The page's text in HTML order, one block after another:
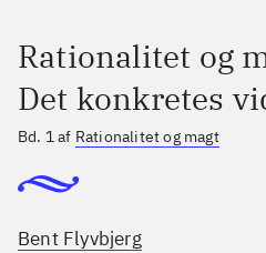
Rationalitet og
Det konkretes
Bd. 1 af Rationalitet og magt
Bent Flyvbjerg